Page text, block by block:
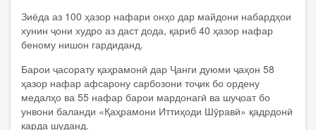
Зиёда аз 100 ҳазор нафари онҳо дар майдони набардҳои
хунин ҷони худро аз даст дода, қариб 40 ҳазор нафар
беному нишон гардиданд.
Барои ҷасорату қаҳрамонӣ дар Ҷанги дуюми ҷаҳон 58
ҳазор нафар афсарону сарбозони тоҷик бо ордену
медалҳо ва 55 нафар барои мардонагӣ ва шуҷоат бо
унвони баланди «Қаҳрамони Иттиҳоди Шӯравӣ» қадрдонӣ
карда шуданд.